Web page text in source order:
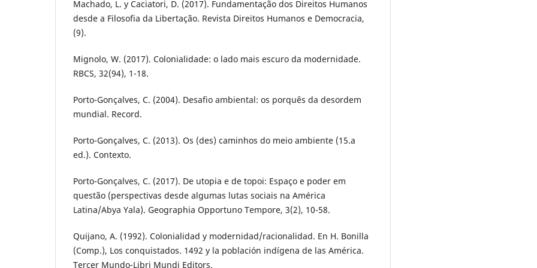
Machado, L. y Caciatori, D. (2017). Fundamentação dos Direitos Humanos
desde a Filosofia da Libertação. Revista Direitos Humanos e Democracia,
(9).
Mignolo, W. (2017). Colonialidade: o lado mais escuro da modernidade.
RBCS, 32(94), 1-18.
Porto-Gonçalves, C. (2004). Desafio ambiental: os porquês da desordem
mundial. Record.
Porto-Gonçalves, C. (2013). Os (des) caminhos do meio ambiente (15.a
ed.). Contexto.
Porto-Gonçalves, C. (2017). De utopia e de topoi: Espaço e poder em
questão (perspectivas desde algumas lutas sociais na América
Latina/Abya Yala). Geographia Opportuno Tempore, 3(2), 10-58.
Quijano, A. (1992). Colonialidad y modernidad/racionalidad. En H. Bonilla
(Comp.), Los conquistados. 1492 y la población indígena de las América.
Tercer Mundo-Libri Mundi Editors.